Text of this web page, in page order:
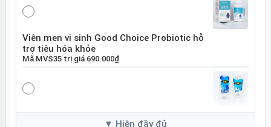
Viên men vi sinh Good Choice Probiotic hỗ
trợ tiêu hóa khỏe
Mã MVS35trị giá 690.000₫
Gel bôi trơn gốc nước DK Onetouch trơn